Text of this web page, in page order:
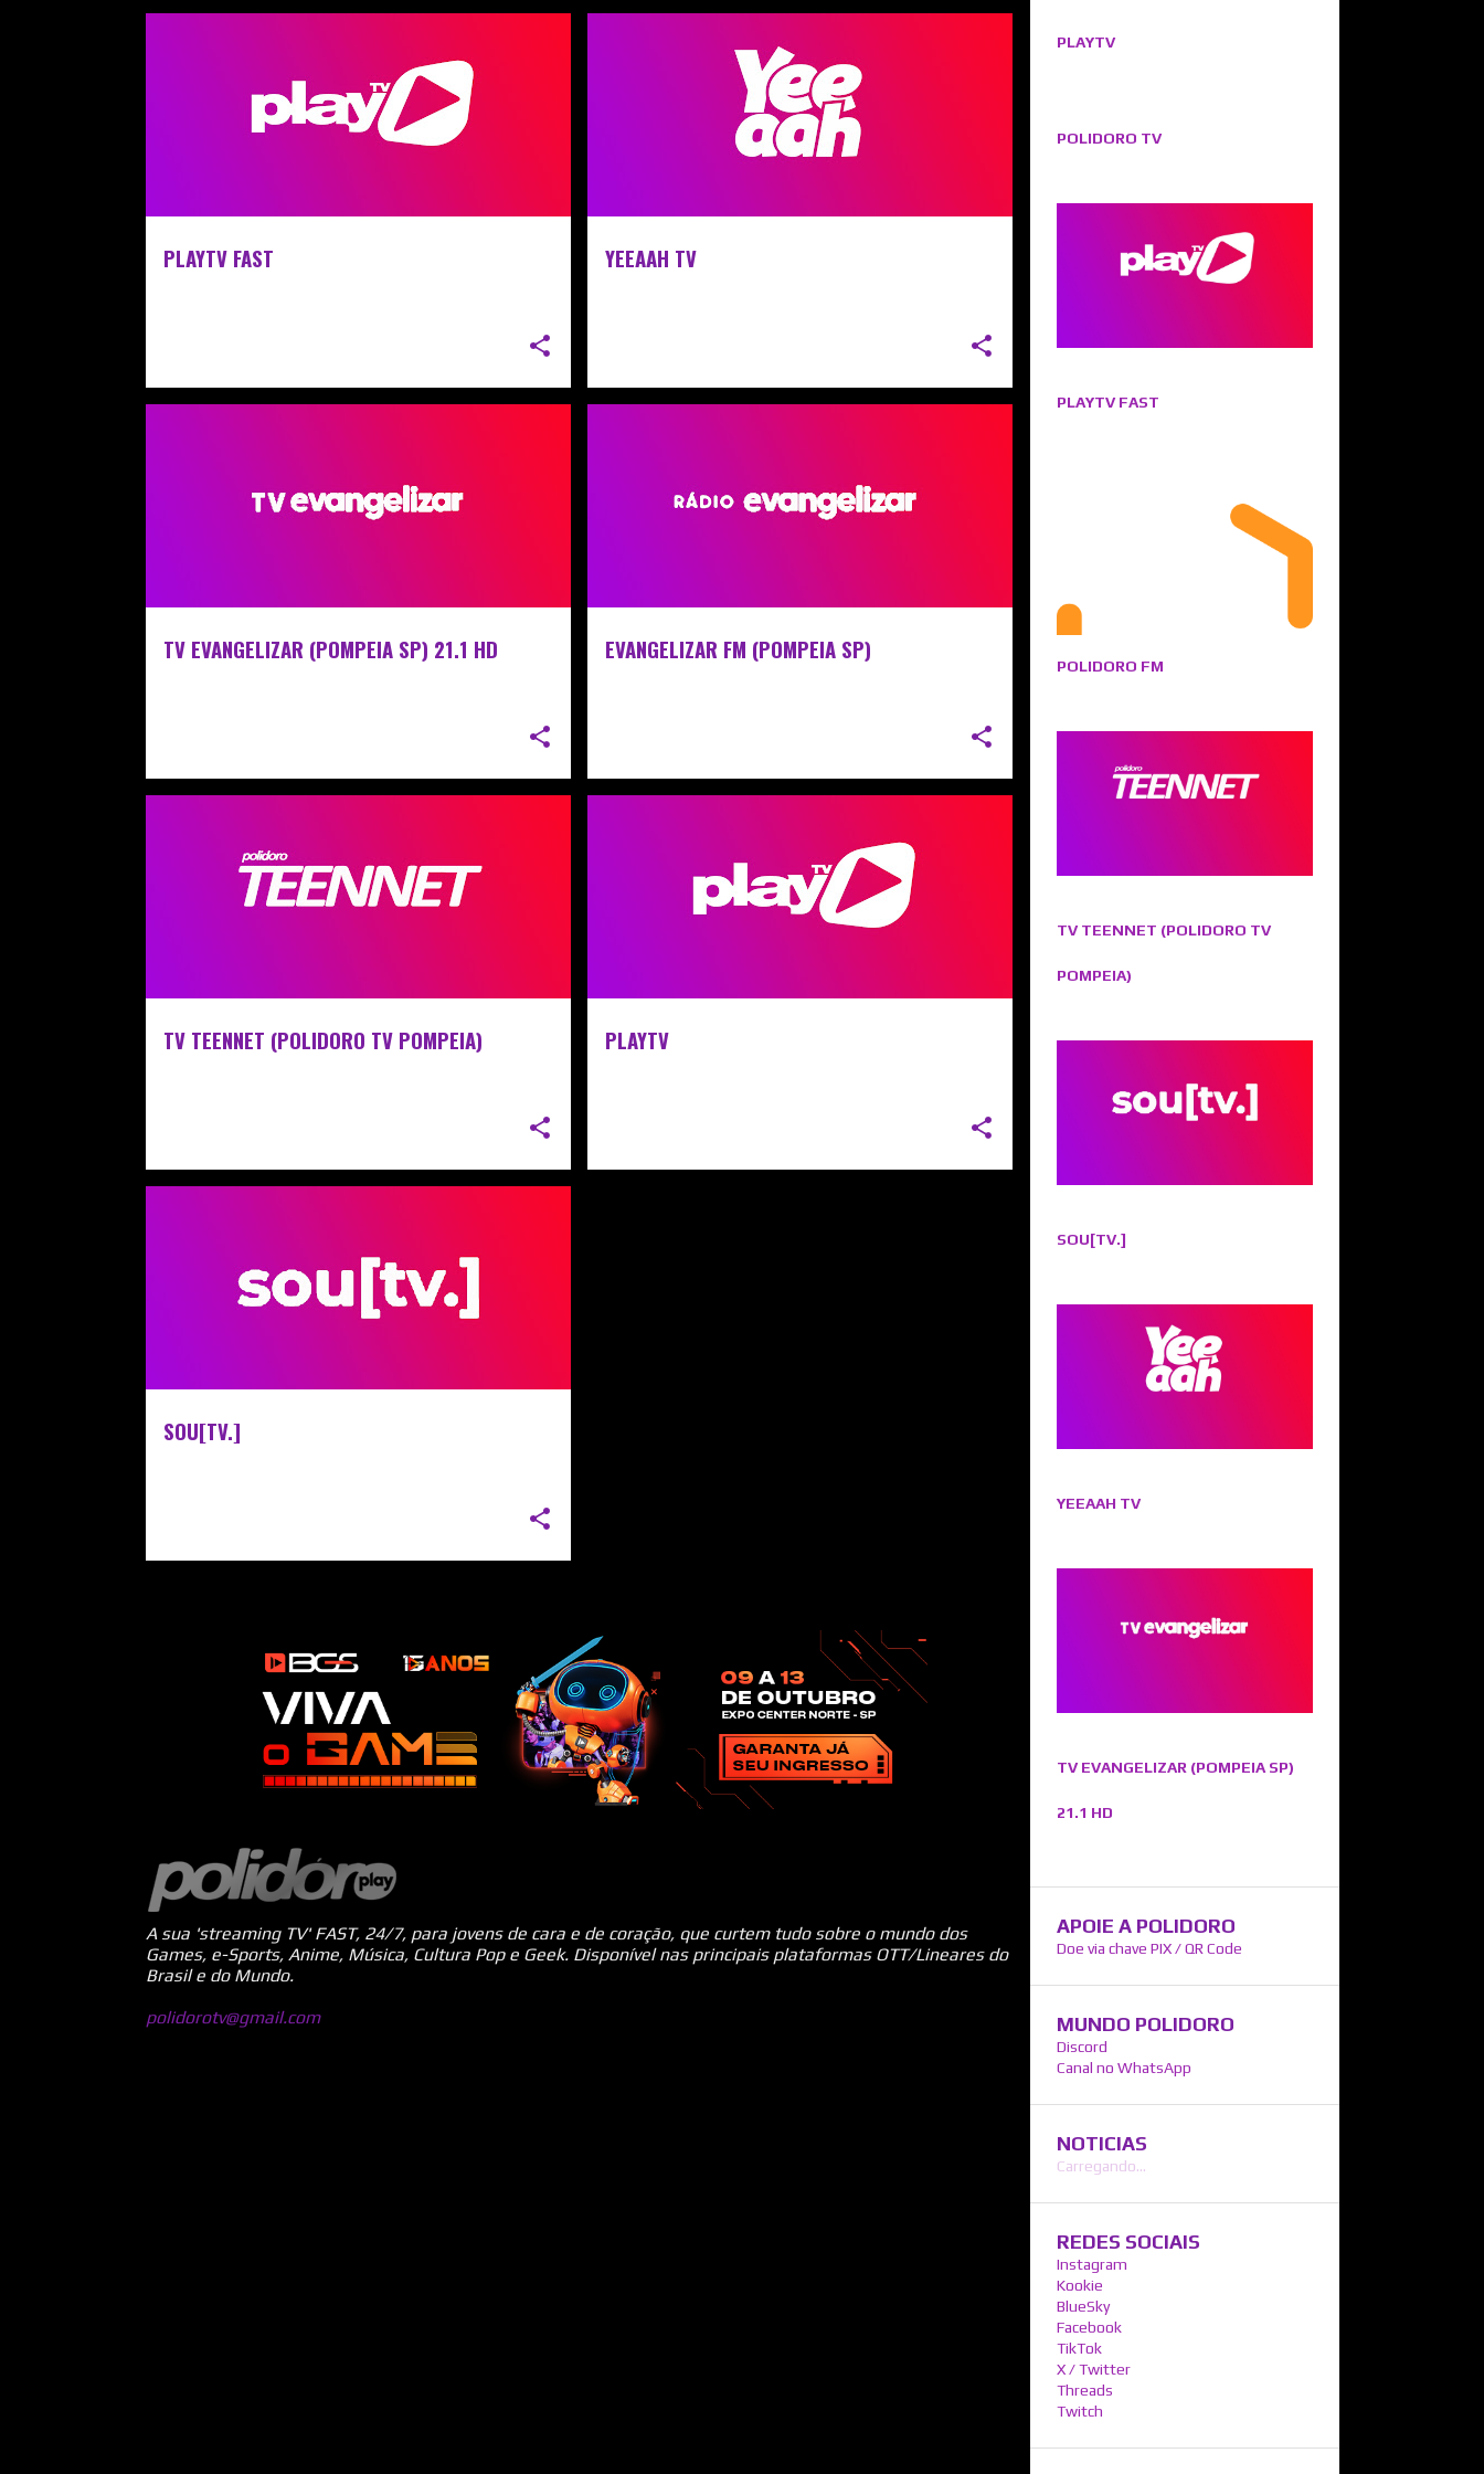
PLAYTV FAST YEEAAH TV
TV EVANGELIZAR (POMPEIA SP) 21.1 HD EVANGELIZAR FM (POMPEIA SP)
TV TEENNET (POLIDORO TV POMPEIA) PLAYTV
SOU[TV.]
A sua 'streaming TV' FAST, 24/7, para jovens de cara e de coração, que curtem tudo sobre o mundo dos
Games, e-Sports, Anime, Música, Cultura Pop e Geek. Disponível nas principais plataformas OTT/Lineares do
Brasil e do Mundo.
polidorotv@gmail.com
PLAYTV
POLIDORO TV
PLAYTV FAST
POLIDORO FM
TV TEENNET (POLIDORO TV
POMPEIA)
SOU[TV.]
YEEAAH TV
TV EVANGELIZAR (POMPEIA SP)
21.1 HD
APOIE A POLIDORO
Doe via chave PIX / QR Code
MUNDO POLIDORO
Discord
Canal no WhatsApp
NOTICIAS
Carregando...
REDES SOCIAIS
Instagram
Kookie
BlueSky
Facebook
TikTok
X / Twitter
Threads
Twitch